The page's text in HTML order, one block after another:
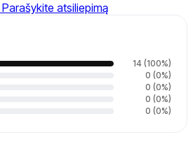
Parašykite atsiliepimą
14 (100%)
0 (0%)
0 (0%)
0 (0%)
0 (0%)